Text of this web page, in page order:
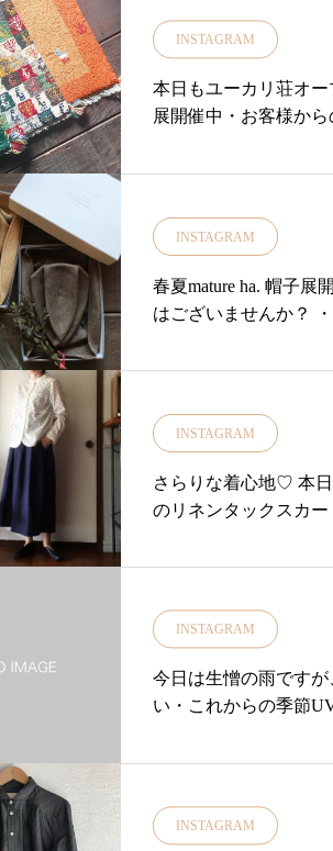
さいませ♪・… … … … … … …
… … … … … … … … … … …当
店オンラインショップでも同時開
催中！https://net-store.haus.ne.jp/…
… … … … … … … … … … … …
… … … … …・・#島根#松江#北
堀#ユーカリ荘#yukarisou#ライフ
スタイルショップ#セレクトショ
ップ#アパレル#雑貨#雑貨屋#matu
reha#madeinjapan#ボックスハット#
ハット#春の帽子展#帽子#島根旅#
島根旅行#しまねっこペイ@yukari
sou ユーカリ荘@haus_netstore ネッ
ト通販@decolle_matsue 姉妹店デ
お渡しいたしますぜひ
18時まで営業中.#ユー
#松江#ライフスタイ
織#オリジナル#1点も
INSTAGRAM
本日もユーカリ荘オ
展開催中・お客様か
ことができました！
りとあたたかみのある
とつ ひとつに願いが
たかい・・店頭でチェ
おります
せ
#ライフスタイルショ
仕事#ギャッベ展#ギ
点物#インテリア#秋#
INSTAGRAM
春夏mature ha. 帽子
はございませんか？
INSTAGRAM
さらりな着心地♡ 本
のリネンタックスカ
INSTAGRAM
今日は生憎の雨です
い・これからの季節
ルメール】の「折り
着がわいて生涯大切に
した職人さんたちの
INSTAGRAM